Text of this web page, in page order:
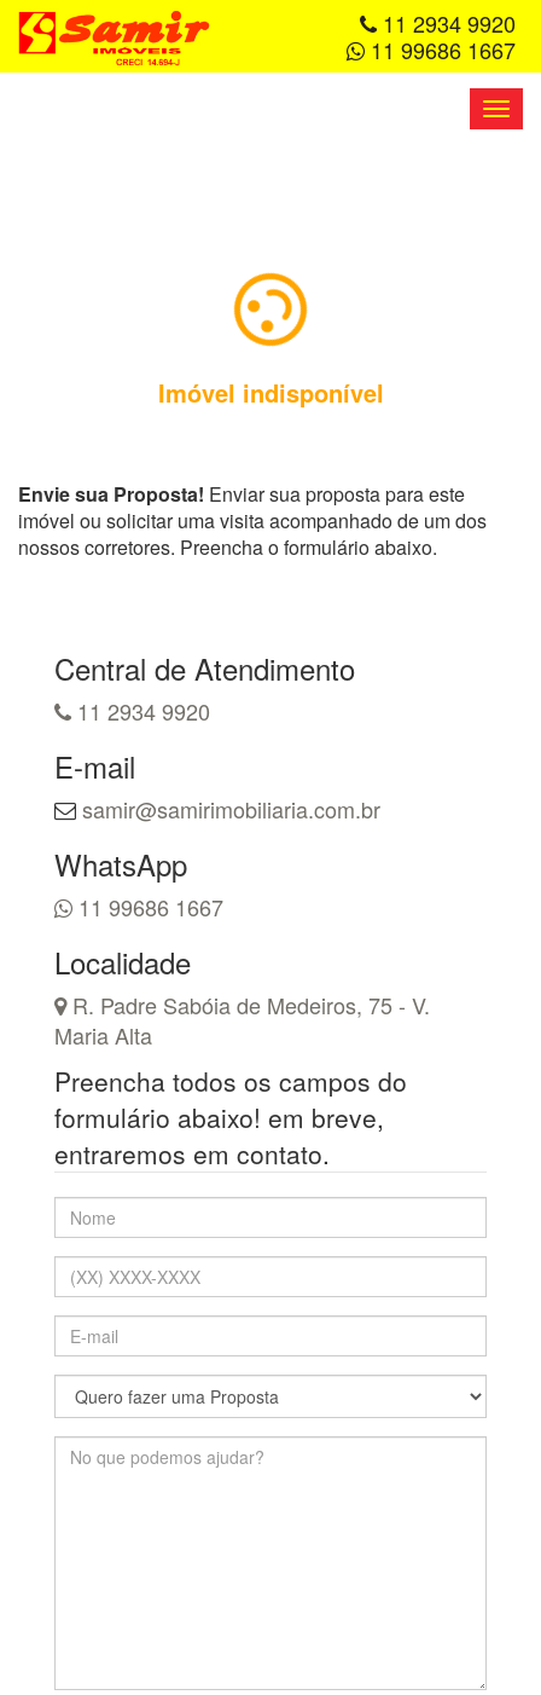
11 2934 9920
11 99686 1667
Imóvel indisponível
Envie sua Proposta! Enviar sua proposta para este
imóvel ou solicitar uma visita acompanhado de um dos
nossos corretores. Preencha o formulário abaixo.
Central de Atendimento
11 2934 9920
E-mail
samir@samirimobiliaria.com.br
WhatsApp
11 99686 1667
Localidade
R. Padre Sabóia de Medeiros, 75 - V.
Maria Alta
Preencha todos os campos do
formulário abaixo! em breve,
entraremos em contato.